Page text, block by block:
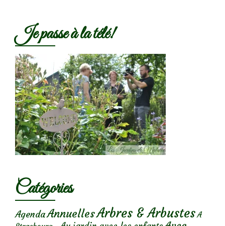
Je passe à la télé!
Catégories
AgendaAnnuellesArbres & Arbustes A